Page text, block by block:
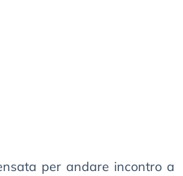
per andare incontro a